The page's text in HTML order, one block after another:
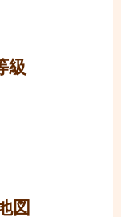
級
図